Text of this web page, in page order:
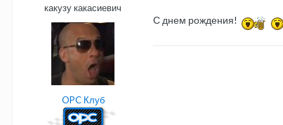
какузу какасиевич
OPC Клуб
С днем рождения!